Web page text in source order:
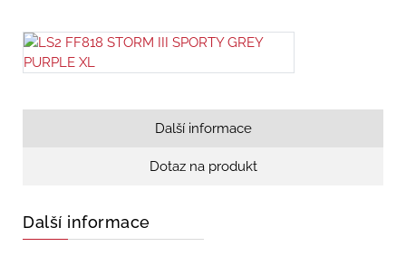
Další informace
Dotaz na produkt
Další informace